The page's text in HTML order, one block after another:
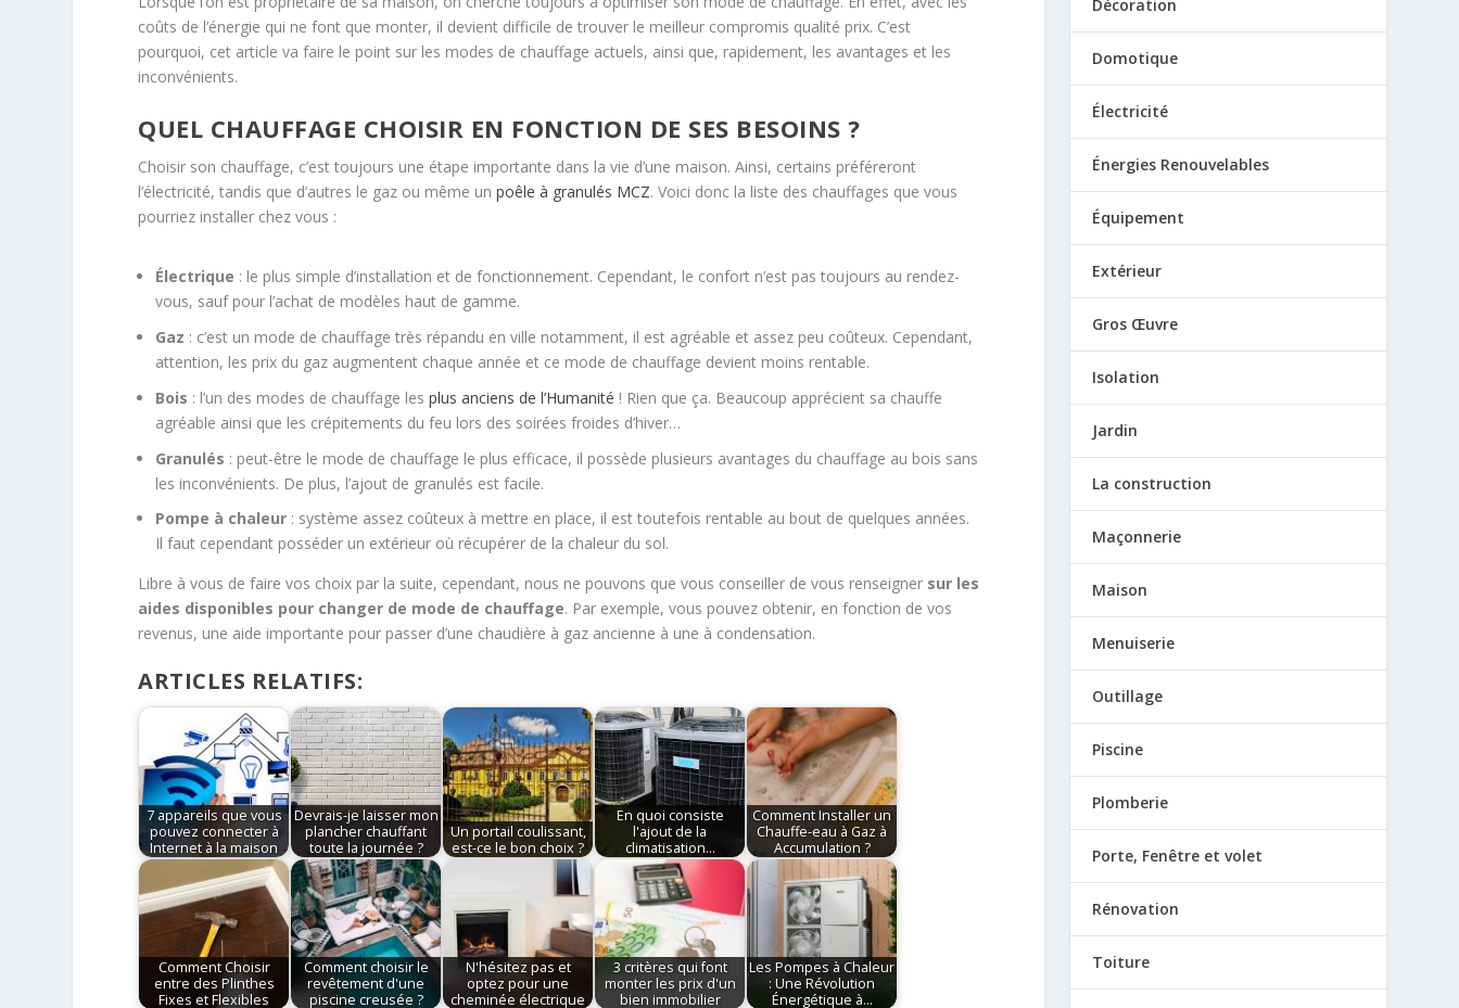
coûts de l’énergie qui ne font que monter, il devient difficile de trouver le meilleur compromis qualité prix. C’est
pourquoi, cet article va faire le point sur les modes de chauffage actuels, ainsi que, rapidement, les avantages et les
inconvénients.
QUEL CHAUFFAGE CHOISIR EN FONCTION DE SES BESOINS ?
Choisir son chauffage, c’est toujours une étape importante dans la vie d’une maison. Ainsi, certains préféreront
l’électricité, tandis que d’autres le gaz ou même unpoêle à granulés MCZ. Voici donc la liste des chauffages que vous
pourriez installer chez vous :
Électrique : le plus simple d’installation et de fonctionnement. Cependant, le confort n’est pas toujours au rendez-
vous, sauf pour l’achat de modèles haut de gamme.
Gaz : c’est un mode de chauffage très répandu en ville notamment, il est agréable et assez peu coûteux. Cependant,
attention, les prix du gaz augmentent chaque année et ce mode de chauffage devient moins rentable.
Bois : l’un des modes de chauffage lesplus anciens de l’Humanité ! Rien que ça. Beaucoup apprécient sa chauffe
agréable ainsi que les crépitements du feu lors des soirées froides d’hiver…
Granulés : peut-être le mode de chauffage le plus efficace, il possède plusieurs avantages du chauffage au bois sans
les inconvénients. De plus, l’ajout de granulés est facile.
Pompe à chaleur : système assez coûteux à mettre en place, il est toutefois rentable au bout de quelques années.
Il faut cependant posséder un extérieur où récupérer de la chaleur du sol.
Libre à vous de faire vos choix par la suite, cependant, nous ne pouvons que vous conseiller de vous renseigner sur les
aides disponibles pour changer de mode de chauffage. Par exemple, vous pouvez obtenir, en fonction de vos
revenus, une aide importante pour passer d’une chaudière à gaz ancienne à une à condensation.
ARTICLES RELATIFS:
7 appareils que vous
pouvez connecter à
Internet à la maison
Devrais-je laisser mon
plancher chauffant
toute la journée ?
Un portail coulissant,
est-ce le bon choix ?
En quoi consiste
l'ajout de la
climatisation…
Comment Installer un
Chauffe-eau à Gaz à
Accumulation ?
Comment Choisir
entre des Plinthes
Fixes et Flexibles
Comment choisir le
revêtement d'une
piscine creusée ?
N'hésitez pas et
optez pour une
cheminée électrique
3 critères qui font
monter les prix d'un
bien immobilier
Les Pompes à Chaleur
: Une Révolution
Énergétique à…
Décoration
Domotique
Électricité
Énergies Renouvelables
Équipement
Extérieur
Gros Œuvre
Isolation
Jardin
La construction
Maçonnerie
Maison
Menuiserie
Outillage
Piscine
Plomberie
Porte, Fenêtre et volet
Rénovation
Toiture